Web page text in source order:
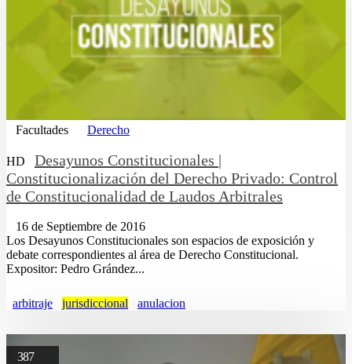
Facultades Derecho
HD
Desayunos Constitucionales |
Constitucionalización del Derecho Privado: Control
de Constitucionalidad de Laudos Arbitrales
16 de Septiembre de 2016
Los Desayunos Constitucionales son espacios de exposición y
debate correspondientes al área de Derecho Constitucional.
Expositor: Pedro Grández...
arbitraje jurisdiccional anulacion
387